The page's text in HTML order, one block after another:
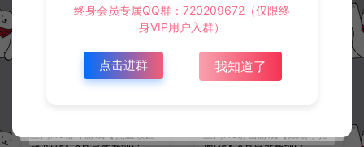
终身会员专属QQ群：720209672（仅限终
身VIP用户入群）
点击进群 我知道了